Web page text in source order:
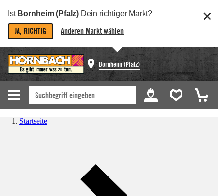
Ist Bornheim (Pfalz) Dein richtiger Markt?
JA, RICHTIG Anderen Markt wählen
Bornheim (Pfalz)
Startseite